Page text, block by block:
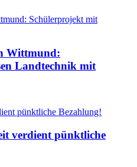
Wittmund:
Landtechnik mit
verdient pünktliche